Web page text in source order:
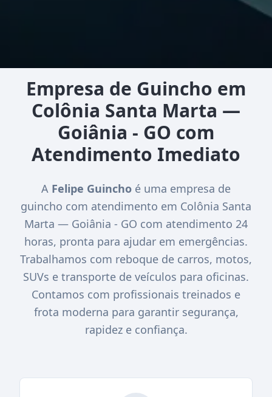
Empresa de Guincho em
Colônia Santa Marta —
Goiânia - GO com
Atendimento Imediato
A Felipe Guincho é uma empresa de
guincho com atendimento em Colônia Santa
Marta — Goiânia - GO com atendimento 24
horas, pronta para ajudar em emergências.
Trabalhamos com reboque de carros, motos,
SUVs e transporte de veículos para oficinas.
Contamos com profissionais treinados e
frota moderna para garantir segurança,
rapidez e confiança.